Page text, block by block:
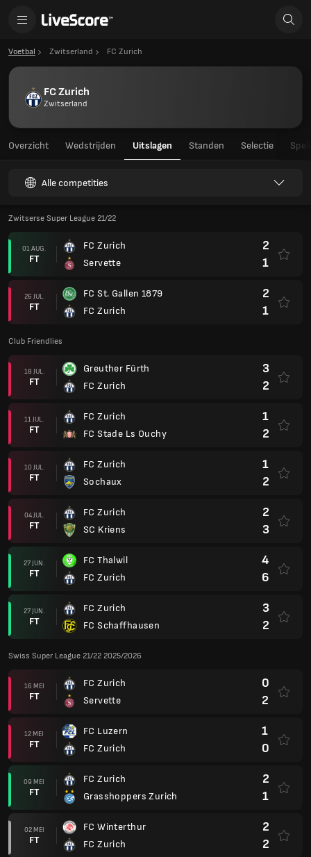
Voetbal Zwitserland FC Zurich
FC Zurich
Zwitserland
Overzicht Wedstrijden Uitslagen Standen Selectie
Alle competities
Zwitserse Super League 21/22
01 AUG.
FT
FC Zurich
Servette
2
1
26 JUL.
FT
FC St. Gallen 1879
FC Zurich
2
1
Club Friendlies
18 JUL.
FT
Greuther Fürth
FC Zurich
3
2
11 JUL.
FT
FC Zurich
FC Stade Ls Ouchy
1
2
10 JUL.
FT
FC Zurich
Sochaux
1
2
04 JUL.
FT
FC Zurich
SC Kriens
2
3
27 JUN.
FT
FC Thalwil
FC Zurich
4
6
27 JUN.
FT
FC Zurich
FC Schaffhausen
3
2
Swiss Super League 21/22 2025/2026
16 MEI
FT
FC Zurich
Servette
0
2
12 MEI
FT
FC Luzern
FC Zurich
1
0
09 MEI
FT
FC Zurich
Grasshoppers Zurich
2
1
02 MEI
FT
FC Winterthur
FC Zurich
2
2